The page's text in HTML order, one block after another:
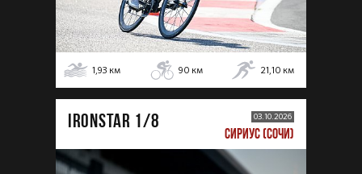
1,93 км 90 км 21,10 км
IRONSTAR 1/8 03.10.2026
СИРИУС (СОЧИ)